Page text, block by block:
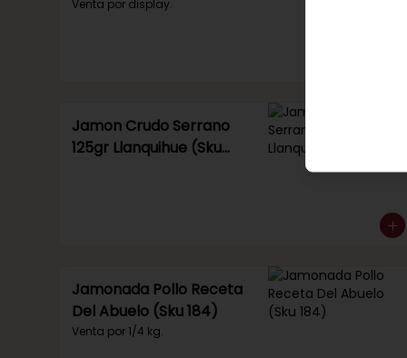
Venta por display.
Jamon Crudo Serrano
125gr Llanquihue (Sku
Jamonada Pollo Receta
Del Abuelo (Sku 184)
Venta por 1/4 kg.